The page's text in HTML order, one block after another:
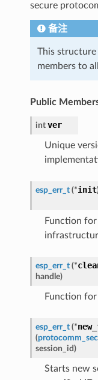
secure
备注
This structure
members to
Public
int ver
Unique
esp_err_t (*init
Function
esp_err_t (*
handle)
Function
esp_err_t (*
(
session_id)
Starts new